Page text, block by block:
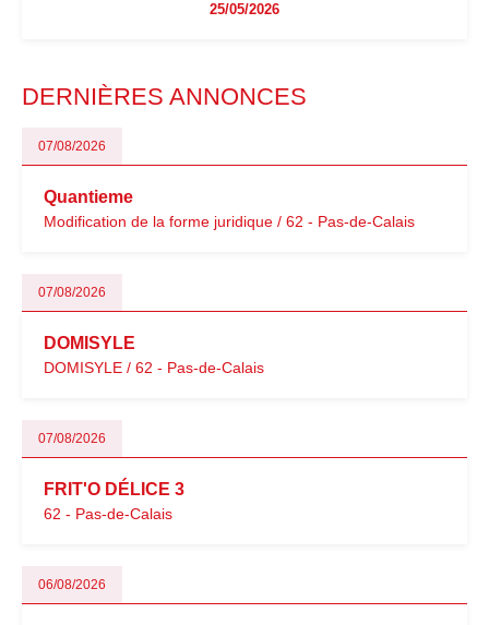
facturation ou risque de bascule vers la TVA : les règles
25/05/2026
DERNIÈRES ANNONCES
07/08/2026
Quantieme
Modification de la forme juridique / 62 - Pas-de-Calais
07/08/2026
DOMISYLE
DOMISYLE / 62 - Pas-de-Calais
07/08/2026
FRIT'O DÉLICE 3
62 - Pas-de-Calais
06/08/2026